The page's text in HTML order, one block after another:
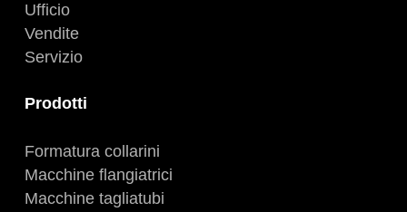
Ufficio
Vendite
Servizio
Prodotti
Formatura collarini
Macchine flangiatrici
Macchine tagliatubi